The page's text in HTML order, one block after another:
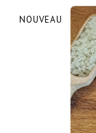
NOUVEAU